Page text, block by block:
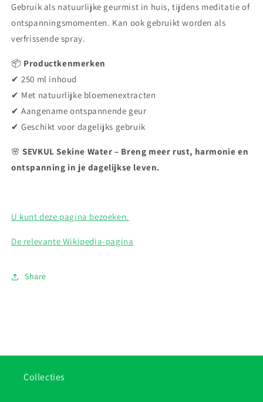
Gebruik als natuurlijke geurmist in huis, tijdens meditatie of
ontspanningsmomenten. Kan ook gebruikt worden als
verfrissende spray.
📦 Productkenmerken
✔ 250 ml inhoud
✔ Met natuurlijke bloemenextracten
✔ Aangename ontspannende geur
✔ Geschikt voor dagelijks gebruik
🌸SEVKUL Sekine Water – Breng meer rust, harmonie en
ontspanning in je dagelijkse leven.
U kunt deze pagina bezoeken.
De relevante Wikipedia-pagina
Share
Collecties